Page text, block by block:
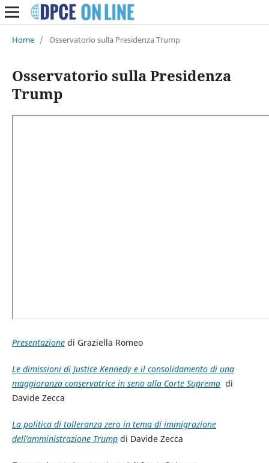
Home / Osservatorio sulla Presidenza Trump
Osservatorio sulla Presidenza
Trump
Presentazionedi Graziella Romeo
Le dimissioni di Justice Kennedy e il consolidamento di una
maggioranza conservatrice in seno alla Corte Supremadi
Davide Zecca
La politica di tolleranza zero in tema di immigrazione
dell’amministrazione Trump di Davide Zecca